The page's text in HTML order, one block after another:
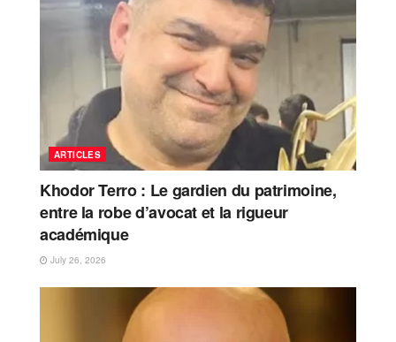
ARTICLES
Khodor Terro : Le gardien du patrimoine,
entre la robe d’avocat et la rigueur
académique
July 26, 2026